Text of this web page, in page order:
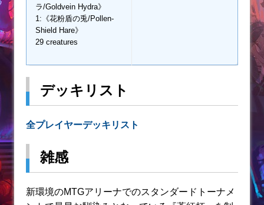
ラ/Goldvein Hydra》
1:《花粉盾の兎/Pollen-
Shield Hare》
29 creatures
デッキリスト
全プレイヤーデッキリスト
雑感
新環境のMTGアリーナでのスタンダードトーナメ